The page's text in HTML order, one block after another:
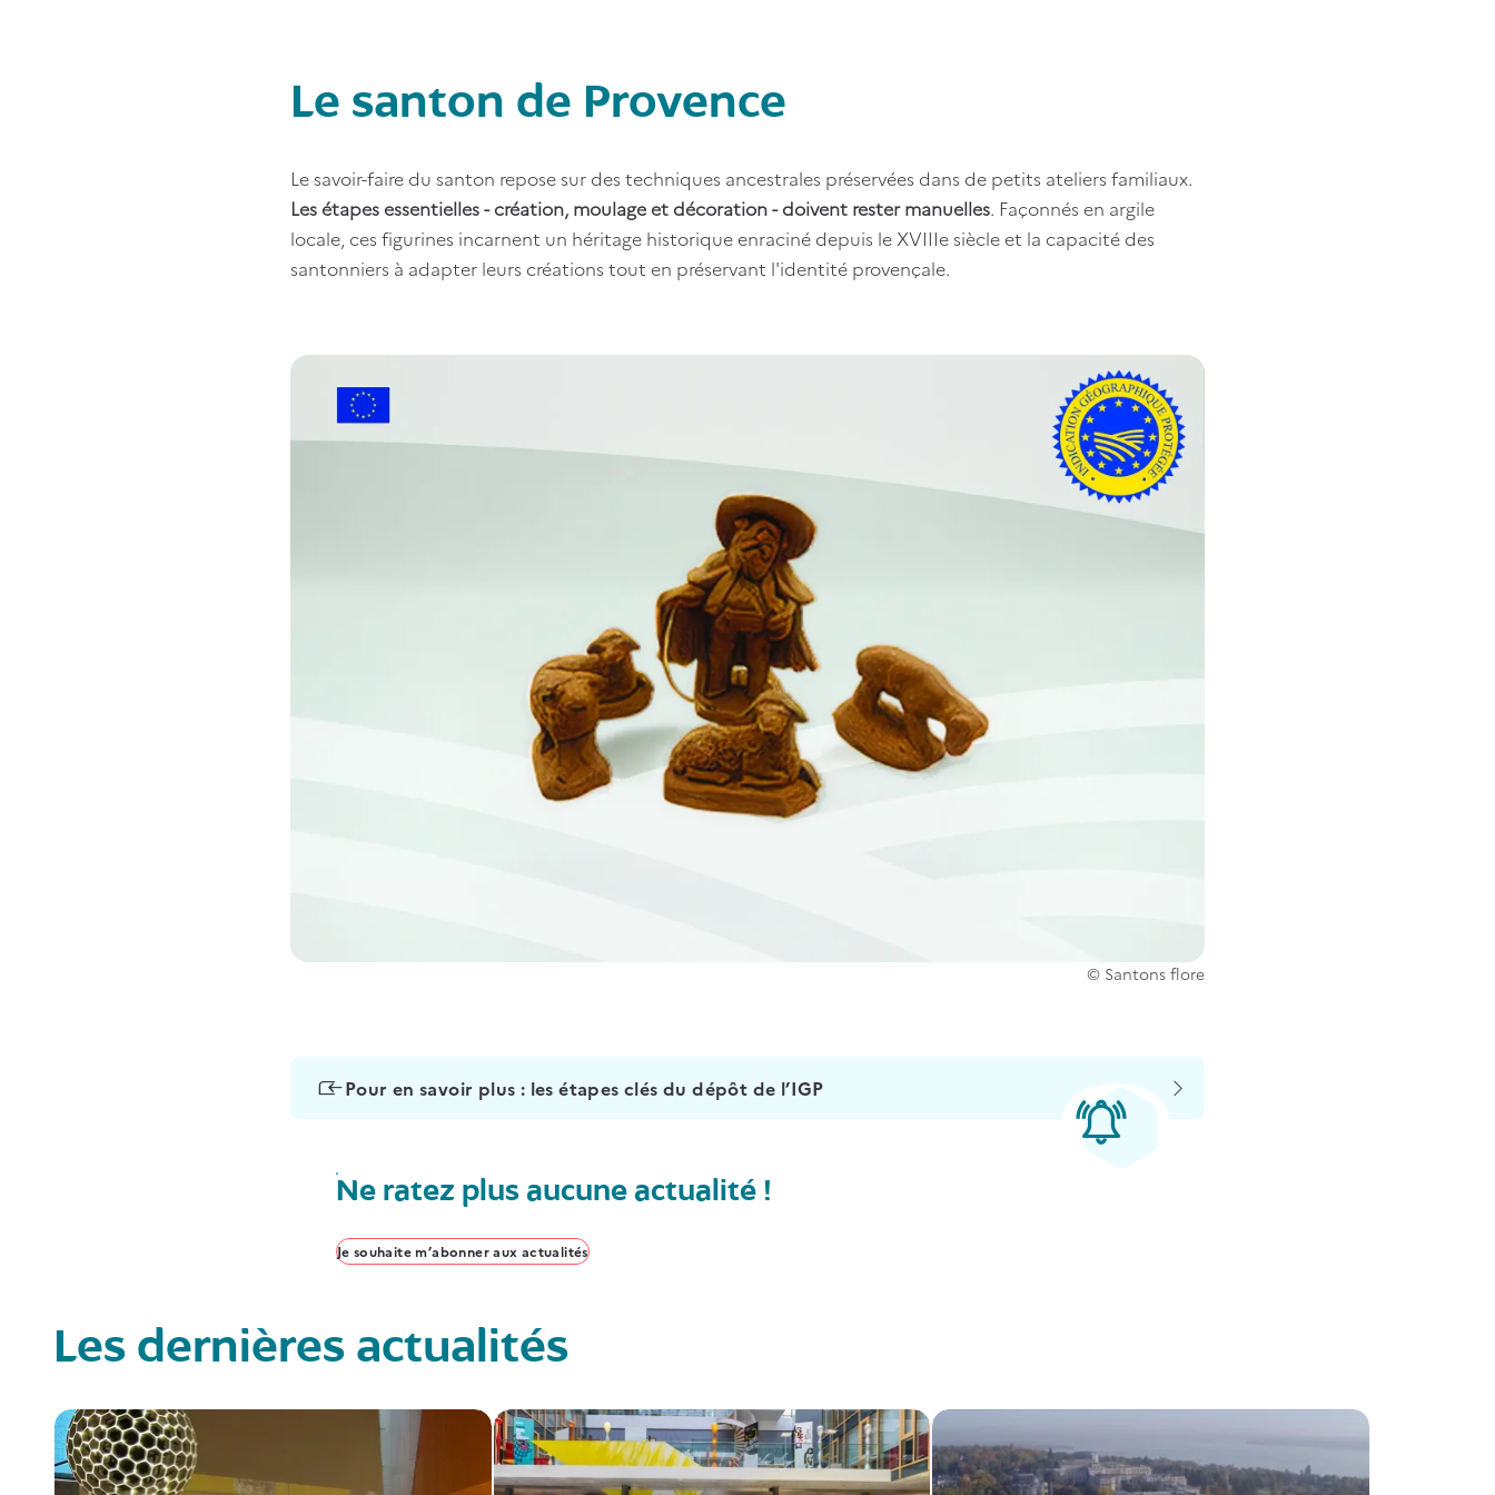
Le santon de Provence
Le savoir-faire du santon repose sur des techniques ancestrales préservées dans de petits ateliers familiaux.
Les étapes essentielles - création, moulage et décoration- doivent rester manuelles. Façonnés en argile
locale, ces figurines incarnent un héritage historique enraciné depuis le XVIIIe siècle et la capacité des
santonniers à adapter leurs créations tout en préservant l'identité provençale.
© Santons flore
Pour en savoir plus : les étapes clés du dépôt de l’IGP
Ne ratez plus aucune actualité !
Je souhaite m’abonner aux actualités
Les dernières actualités